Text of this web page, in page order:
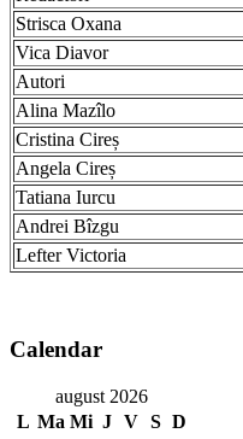
Strisca Oxana
Vica Diavor
Autori
Alina Mazîlo
Cristina Cireș
Angela Cireș
Tatiana Iurcu
Andrei Bîzgu
Lefter Victoria
Calendar
august 2026
L Ma Mi J V S D